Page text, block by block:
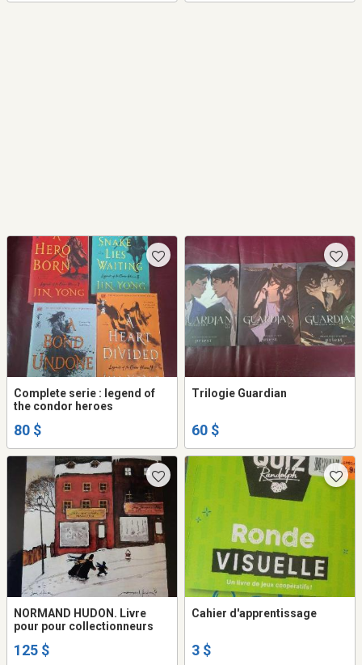
Complete serie : legend of
the condor heroes
80 $
Trilogie Guardian
60 $
NORMAND HUDON. Livre
pour pour collectionneurs
125 $
Cahier d'apprentissage
3 $